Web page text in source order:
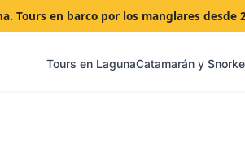
Tours en barco por los manglares desde
Tours en LagunaCatamarán y